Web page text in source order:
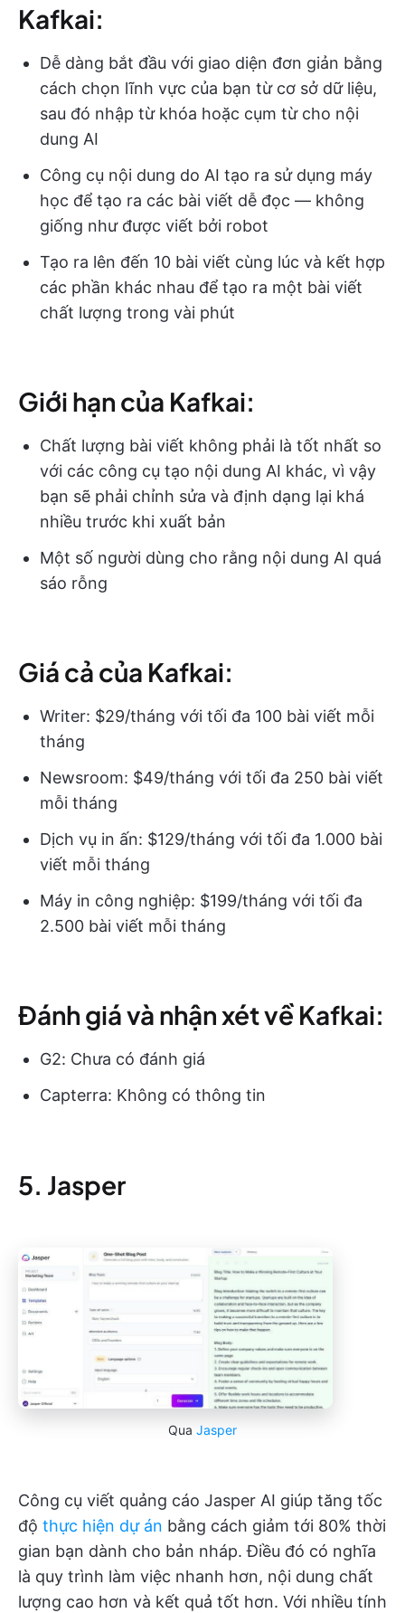
Kafkai:
Dễ dàng bắt đầu với giao diện đơn giản bằng
cách chọn lĩnh vực của bạn từ cơ sở dữ liệu,
sau đó nhập từ khóa hoặc cụm từ cho nội
dung AI
Công cụ nội dung do AI tạo ra sử dụng máy
học để tạo ra các bài viết dễ đọc — không
giống như được viết bởi robot
Tạo ra lên đến 10 bài viết cùng lúc và kết hợp
các phần khác nhau để tạo ra một bài viết
chất lượng trong vài phút
Giới hạn của Kafkai:
Chất lượng bài viết không phải là tốt nhất so
với các công cụ tạo nội dung AI khác, vì vậy
bạn sẽ phải chỉnh sửa và định dạng lại khá
nhiều trước khi xuất bản
Một số người dùng cho rằng nội dung AI quá
sáo rỗng
Giá cả của Kafkai:
Writer: $29/tháng với tối đa 100 bài viết mỗi
tháng
Newsroom: $49/tháng với tối đa 250 bài viết
mỗi tháng
Dịch vụ in ấn: $129/tháng với tối đa 1.000 bài
viết mỗi tháng
Máy in công nghiệp: $199/tháng với tối đa
2.500 bài viết mỗi tháng
Đánh giá và nhận xét về Kafkai:
G2: Chưa có đánh giá
Capterra: Không có thông tin
5. Jasper
Qua Jasper
Công cụ viết quảng cáo Jasper AI giúp tăng tốc
độ thực hiện dự án bằng cách giảm tới 80% thời
gian bạn dành cho bản nháp. Điều đó có nghĩa
là quy trình làm việc nhanh hơn, nội dung chất
lượng cao hơn và kết quả tốt hơn. Với nhiều tính